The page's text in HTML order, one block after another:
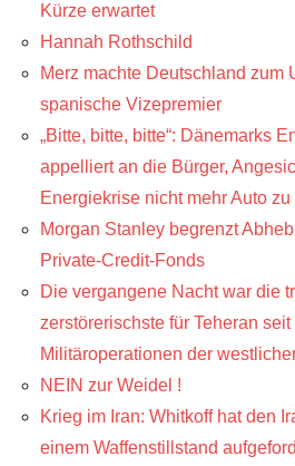
Kürze erwartet
Hannah Rothschild
Merz machte Deutschland zum
spanische Vizepremier
„Bitte, bitte, bitte“: Dänemarks
appelliert an die Bürger,
Energiekrise nicht mehr Auto zu
Morgan Stanley begrenzt
Private-Credit-Fonds
Die vergangene Nacht war die
zerstörerischste für Teheran
Militäroperationen der
NEIN zur Weidel !
Krieg im Iran: Whitkoff hat den
einem Waffenstillstand